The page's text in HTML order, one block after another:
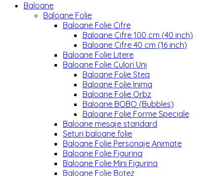
Baloane
Baloane Folie
Baloane Folie Cifre
Baloane Cifre 100 cm (40 inch)
Baloane Cifre 40 cm (16 inch)
Baloane Folie Litere
Baloane Folie Culori Uni
Baloane Folie Stea
Baloane Folie Inima
Baloane Folie Orbz
Baloane BOBO (Bubbles)
Baloane Folie Forme Speciale
Baloane mesaje standard
Seturi baloane folie
Baloane Folie Personaje Animate
Baloane Folie Figurina
Baloane Folie Mini Figurina
Baloane Folie Botez